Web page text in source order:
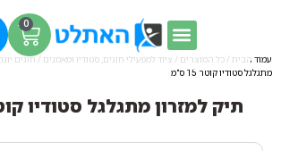
0
עמוד הבית / כל המוצרים / ציוד למפעילי חוגים, סטודיו ומאמנים / חוגים
מתגלגל סטודיו קוטר 15 ס"מ
תיק למזרון מתגלגל סטודיו קוטר 15